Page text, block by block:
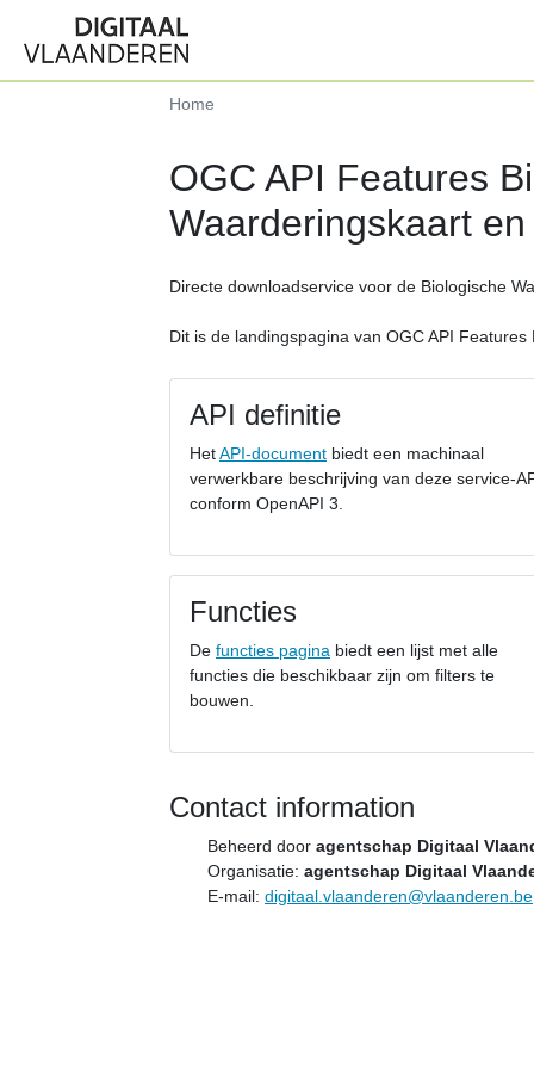
Home
OGC API Features
Waarderingskaart
Directe downloadservice voor de Biologische
Dit is de landingspagina van OGC API
API definitie
HetAPI-document biedt een machinaal
verwerkbare beschrijving van deze service-
conform OpenAPI 3.
Functies
De functies pagina biedt een lijst met alle
functies die beschikbaar zijn om filters te
bouwen.
Contact information
Beheerd door agentschap Digitaal
Organisatie: agentschap Digitaal
E-mail: digitaal.vlaanderen@vlaanderen.be